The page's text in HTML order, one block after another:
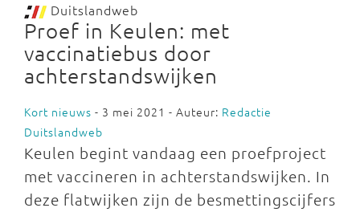
Duitslandweb
Proef in Keulen: met
vaccinatiebus door
achterstandswijken
Kort nieuws - 3 mei 2021 - Auteur: Redactie
Duitslandweb
Keulen begint vandaag een proefproject
met vaccineren in achterstandswijken. In
deze flatwijken zijn de besmettingscijfers